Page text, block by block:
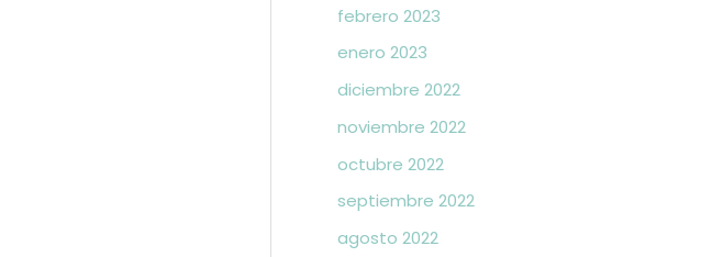
febrero 2023
enero 2023
diciembre 2022
noviembre 2022
octubre 2022
septiembre 2022
agosto 2022